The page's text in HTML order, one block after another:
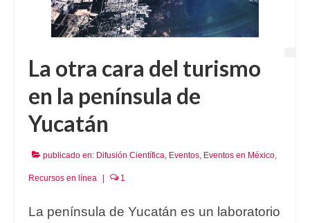
La otra cara del turismo
en la península de
Yucatán
publicado en: Difusión Científica, Eventos, Eventos en México,
Recursos en línea 1
La península de Yucatán es un laboratorio